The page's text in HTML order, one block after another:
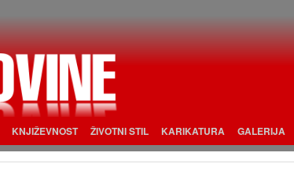
KNJIŽEVNOST ŽIVOTNI STIL KARIKATURA GALERIJA